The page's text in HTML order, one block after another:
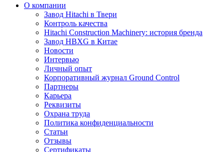
О компании
Завод Hitachi в Твери
Контроль качества
Hitachi Construction Machinery: история бренда
Завод HBXG в Китае
Новости
Интервью
Личный опыт
Корпоративный журнал Ground Control
Партнеры
Карьера
Реквизиты
Охрана труда
Политика конфиденциальности
Статьи
Отзывы
Сертификаты